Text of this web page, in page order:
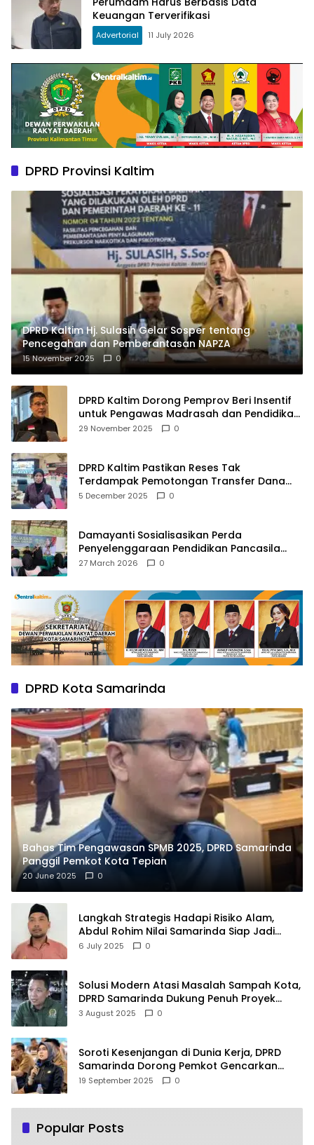
Keuangan Terverifikasi
Advertorial 11 July 2026
DPRD Provinsi Kaltim
DPRD Kaltim Hj. Sulasih Gelar Sosper tentang
Pencegahan dan Pemberantasan NAPZA
15 November 2025 0
DPRD Kaltim Dorong Pemprov Beri Insentif
untuk Pengawas Madrasah dan Pendidikan
Agama
29 November 2025 0
DPRD Kaltim Pastikan Reses Tak
Terdampak Pemotongan Transfer Dana
Pusat
5 December 2025 0
Damayanti Sosialisasikan Perda
Penyelenggaraan Pendidikan Pancasila
dan Wawasan Kebangsaan
27 March 2026 0
DPRD Kota Samarinda
Bahas Tim Pengawasan SPMB 2025, DPRD Samarinda
Panggil Pemkot Kota Tepian
20 June 2025 0
Langkah Strategis Hadapi Risiko Alam,
Abdul Rohim Nilai Samarinda Siap Jadi
Pusat Logistik Bencana Kalimantan
6 July 2025 0
Solusi Modern Atasi Masalah Sampah Kota,
DPRD Samarinda Dukung Penuh Proyek
PLTSA
3 August 2025 0
Soroti Kesenjangan di Dunia Kerja, DPRD
Samarinda Dorong Pemkot Gencarkan
Pemberdayaan Perempuan
19 September 2025 0
Popular Posts